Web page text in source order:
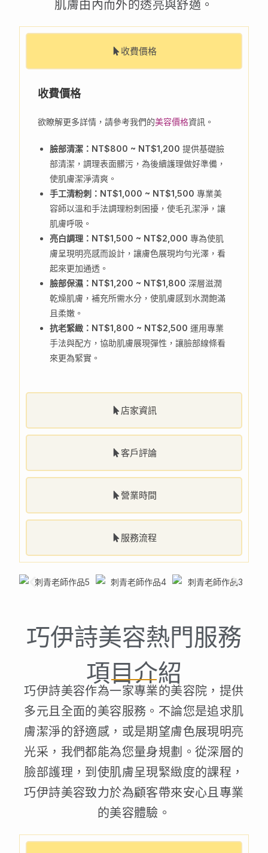
肌膚由內而外的透亮與舒適。
收費價格
店家資訊
客戶評論
營業時間
服務流程
收費價格
欲瞭解更多詳情，請參考我們的美容價格資訊。
臉部清潔：NT$800 ~ NT$1,200 提供基礎臉
部清潔，調理表面髒污，為後續護理做好準備，
使肌膚潔淨清爽。
手工清粉刺：NT$1,000 ~ NT$1,500 專業美
容師以溫和手法調理粉刺困擾，使毛孔潔淨，讓
肌膚呼吸。
亮白調理：NT$1,500 ~ NT$2,000 專為使肌
膚呈現明亮感而設計，讓膚色展現均勻光澤，看
起來更加通透。
臉部保濕：NT$1,200 ~ NT$1,800 深層滋潤
乾燥肌膚，補充所需水分，使肌膚感到水潤飽滿
且柔嫩。
抗老緊緻：NT$1,800 ~ NT$2,500 運用專業
手法與配方，協助肌膚展現彈性，讓臉部線條看
來更為緊實。
巧伊詩美容熱門服務
項目介紹
巧伊詩美容作為一家專業的美容院，提供
多元且全面的美容服務。不論您是追求肌
膚潔淨的舒適感，或是期望膚色展現明亮
光采，我們都能為您量身規劃。從深層的
臉部護理，到使肌膚呈現緊緻度的課程，
巧伊詩美容致力於為顧客帶來安心且專業
的美容體驗。